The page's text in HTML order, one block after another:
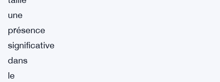
une
présence
significative
dans
le